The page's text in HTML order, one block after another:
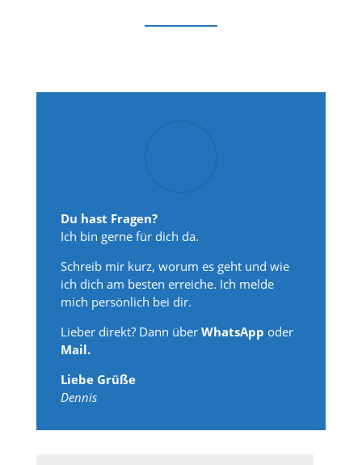
Du hast Fragen?
Ich bin gerne für dich da.
Schreib mir kurz, worum es geht und wie
ich dich am besten erreiche. Ich melde
mich persönlich bei dir.
Lieber direkt? Dann überWhatsApp oder
Mail.
Liebe Grüße
Dennis